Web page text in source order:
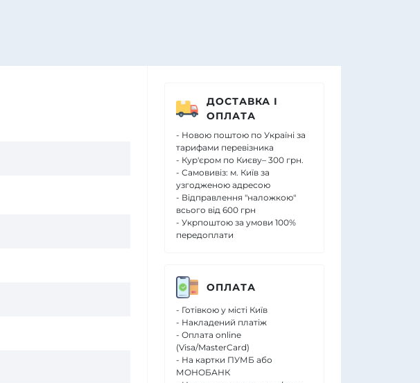
ДОСТАВКА І
ОПЛАТА
- Новою поштою по Україні за
тарифами перевізника
- Кур'єром по Києву– 300 грн.
- Самовивіз: м. Київ за
узгодженою адресою
- Відправлення "наложкою"
всього від 600 грн
- Укрпоштою за умови 100%
передоплати
ОПЛАТА
- Готівкою у місті Київ
- Накладений платіж
- Оплата online
(Visa/MasterCard)
- На картки ПУМБ або
МОНОБАНК